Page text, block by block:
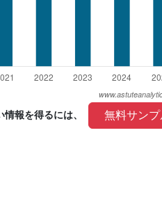
情報を得るには、 無料サン